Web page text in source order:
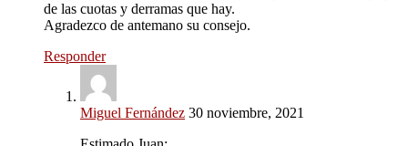
de las cuotas y derramas que hay.
Agradezco de antemano su consejo.
Responder
Miguel Fernández 30 noviembre, 2021